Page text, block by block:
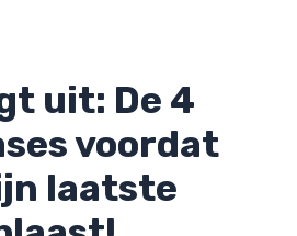
uit: De 4
voordat
laatste